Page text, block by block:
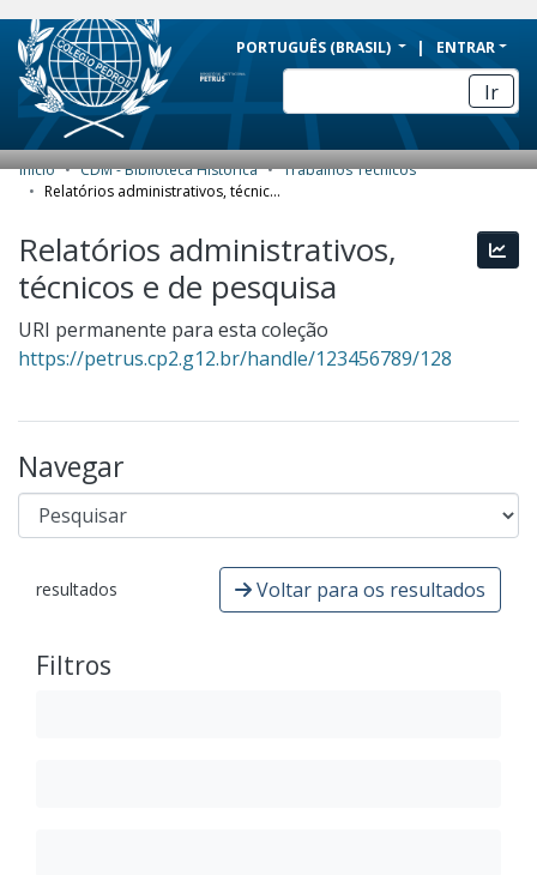
BRAZIL
Simplifique!
Comunica BR
Participe
Acesso à informação
Canais
PORTUGUÊS (BRASIL) ENTRAR
Ir
COMUNIDADES E COLEÇÕES
NAVEGAR
ESTATÍSTICAS
SOBRE
Início CDM - Biblioteca Histórica
Trabalhos Técnicos
Relatórios administrativos, técnicos e de pesquisa
Relatórios administrativos,
técnicos e de pesquisa
URI permanente para esta coleção
https://petrus.cp2.g12.br/handle/123456789/128
Navegar
resultados Voltar para os resultados
Filtros